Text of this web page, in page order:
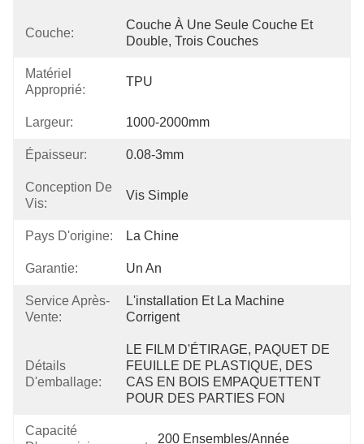
Couche:
Couche À Une Seule Couche Et
Double, Trois Couches
Matériel
Approprié:
TPU
Largeur: 1000-2000mm
Épaisseur: 0.08-3mm
Conception De
Vis:
Vis Simple
Pays D'origine: La Chine
Garantie: Un An
Service Après-
Vente:
L'installation Et La Machine
Corrigent
Détails
D'emballage:
LE FILM D'ÉTIRAGE, PAQUET DE
FEUILLE DE PLASTIQUE, DES
CAS EN BOIS EMPAQUETTENT
POUR DES PARTIES FON
Capacité
200 Ensembles/année